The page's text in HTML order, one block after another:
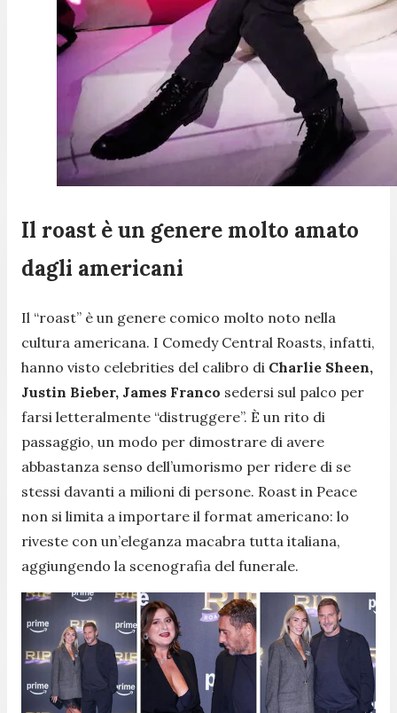
Il roast è un genere molto amato
dagli americani
Il “roast” è un genere comico molto noto nella
cultura americana. I Comedy Central Roasts, infatti,
hanno visto celebrities del calibro di Charlie Sheen,
Justin Bieber, James Franco sedersi sul palco per
farsi letteralmente “distruggere”. È un rito di
passaggio, un modo per dimostrare di avere
abbastanza senso dell’umorismo per ridere di se
stessi davanti a milioni di persone. Roast in Peace
non si limita a importare il format americano: lo
riveste con un’eleganza macabra tutta italiana,
aggiungendo la scenografia del funerale.